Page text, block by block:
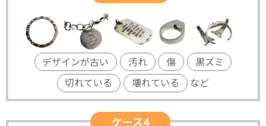
デザインが古い 汚れ 傷
黒ズミ
切れている
壊れている など
ケース4